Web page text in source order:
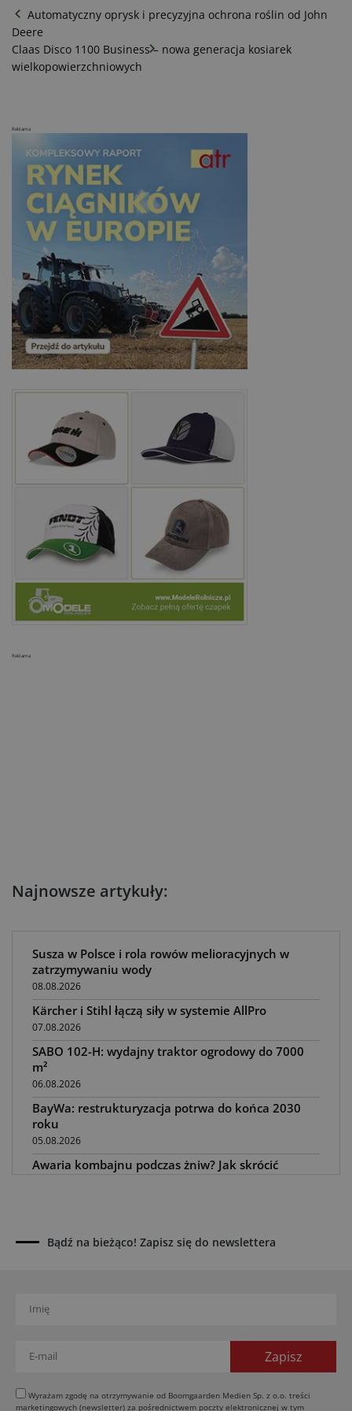
Automatyczny oprysk i precyzyjna ochrona roślin od John
Deere
Claas Disco 1100 Business – nowa generacja kosiarek
wielkopowierzchniowych
Reklama
Najnowsze artykuły:
Susza w Polsce i rola rowów melioracyjnych w
zatrzymywaniu wody
08.08.2026
Kärcher i Stihl łączą siły w systemie AllPro
07.08.2026
SABO 102-H: wydajny traktor ogrodowy do 7000
m²
06.08.2026
BayWa: restrukturyzacja potrwa do końca 2030
roku
05.08.2026
Awaria kombajnu podczas żniw? Jak skrócić
Fendt, Valtra i Massey Ferguson przy sprzedaży
maszyn rolniczych
bijakowe
Rzepak hybrydowy: sposób na wyższą rentowność
Europejski przemysł maszyn rolniczych w recesji
01.08.2026
Reklama
Bądź na bieżąco! Zapisz się do newslettera
Wyrażam zgodę na otrzymywanie od Boomgaarden Medien Sp. z o.o. treści
marketingowych (newsletter) za pośrednictwem poczty elektronicznej w tym